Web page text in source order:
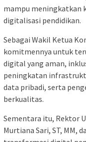
mampu meningkatkan
digitalisasi pendidikan.
Sebagai Wakil Ketua
komitmennya untuk
digital yang aman,
peningkatan
data pribadi, serta
berkualitas.
Sementara itu, Rektor
Murtiana Sari, ST, MM,